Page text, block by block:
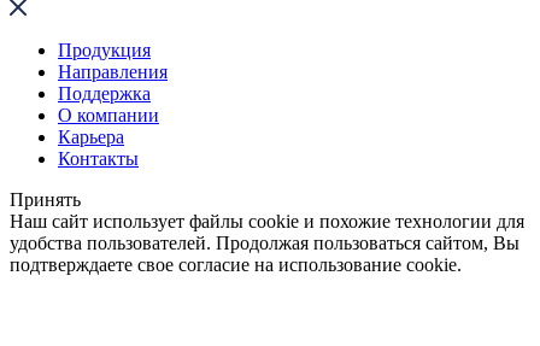
Продукция
Направления
Поддержка
О компании
Карьера
Контакты
Принять
Наш сайт использует файлы cookie и похожие технологии для
удобства пользователей. Продолжая пользоваться сайтом, Вы
подтверждаете свое согласие на использование cookie.